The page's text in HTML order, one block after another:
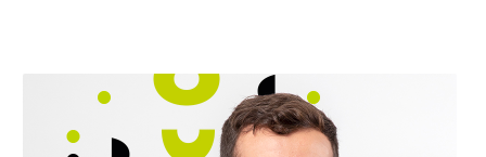
Mon parcours